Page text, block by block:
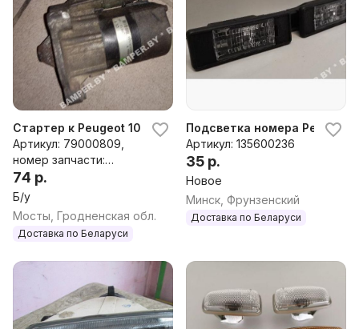
Стартер к Peugeot 106
Артикул: 79000809,
номер запчасти:
79000809
74 р.
Б/у
Мосты, Гродненская обл.
Доставка по Беларуси
Подсветка номера Peugeot
Артикул: 135600236
35 р.
Новое
Минск, Фрунзенский
Доставка по Беларуси